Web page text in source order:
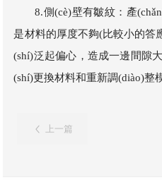
8.側(cè)壁有皺紋：產
是材料的厚度不夠(比較小的答
(shí)泛起偏心，造成一邊間隙
(shí)更換材料和重新調(diào)整
上一篇